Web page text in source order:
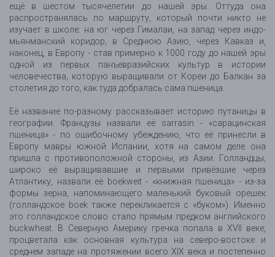
ещё в шестом тысячелетии до нашей эры. Оттуда она
распространялась по маршруту, который почти никто не
изучает в школе: на юг через Гималаи, на запад через индо-
мьянманский коридор, в Среднюю Азию, через Кавказ и,
наконец, в Европу - став примерно к 1000 году до нашей эры
одной из первых панъевразийских культур в истории
человечества, которую выращивали от Кореи до Балкан за
столетия до того, как туда добралась сама пшеница.
Её название по-разному рассказывает историю путаницы в
географии. Французы назвали её sarrasin - «сарацинская
пшеница» - по ошибочному убеждению, что её принесли в
Европу мавры южной Испании, хотя на самом деле она
пришла с противоположной стороны, из Азии. Голландцы,
широко её выращивавшие и первыми привёзшие через
Атлантику, назвали её boekweit - «книжная пшеница» - из-за
формы зерна, напоминающего маленький буковый орешек
(голландское boek также перекликается с «буком»). Именно
это голландское слово стало прямым предком английского
buckwheat. В Северную Америку гречка попала в XVII веке,
процветала как основная культура на северо-востоке и
среднем западе на протяжении всего XIX века и постепенно